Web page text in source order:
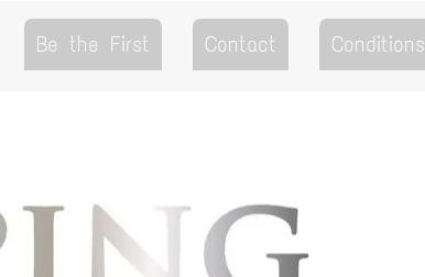
Be the First Contact Conditions